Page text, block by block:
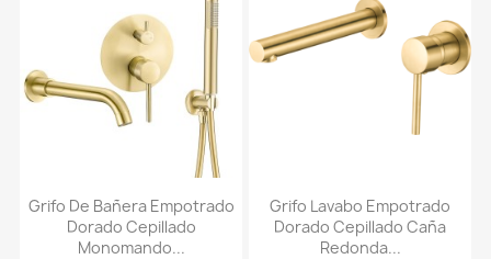
Grifo De Bañera Empotrado
Dorado Cepillado
Monomando...
Grifo Lavabo Empotrado
Dorado Cepillado Caña
Redonda...